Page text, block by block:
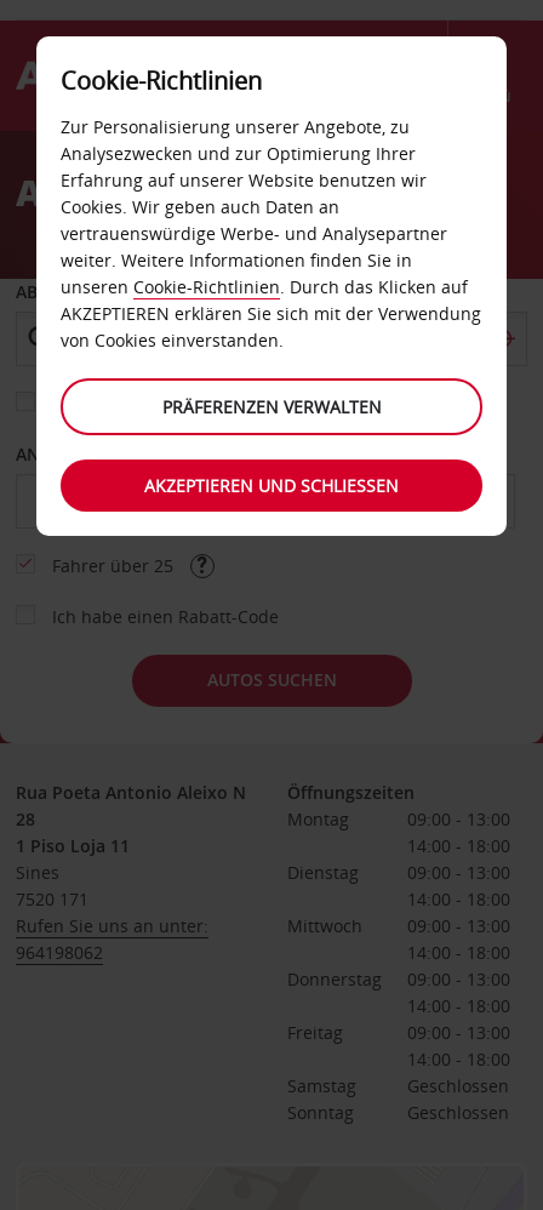
Menü
AvisAutovermietung Sines
ABHOLEN VON
Eine andere Rückgabestation auswählen
ANFANGSDATUM
Fahrer über 25
Ich habe einen Rabatt-Code
AUTOS SUCHEN
Rua Poeta Antonio Aleixo N
28
1 Piso Loja 11
Sines
7520 171
Rufen Sie uns an unter:
964198062
Öffnungszeiten
Montag
09:00 - 13:00
14:00 - 18:00
Dienstag
09:00 - 13:00
14:00 - 18:00
Mittwoch
09:00 - 13:00
14:00 - 18:00
Donnerstag
09:00 - 13:00
14:00 - 18:00
Freitag
09:00 - 13:00
14:00 - 18:00
Samstag
Geschlossen
Sonntag
Geschlossen
Cookie-Richtlinien
Zur Personalisierung unserer Angebote, zu
Analysezwecken und zur Optimierung Ihrer
Erfahrung auf unserer Website benutzen wir
Cookies. Wir geben auch Daten an
vertrauenswürdige Werbe- und Analysepartner
weiter. Weitere Informationen finden Sie in
unseren Cookie-Richtlinien. Durch das Klicken auf
AKZEPTIEREN erklären Sie sich mit der Verwendung
von Cookies einverstanden.
PRÄFERENZEN VERWALTEN
AKZEPTIEREN UND SCHLIESSEN